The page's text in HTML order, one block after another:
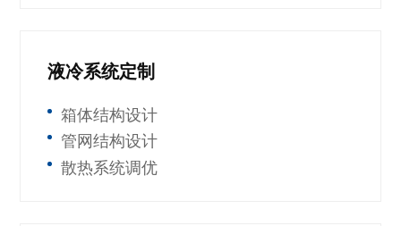
液冷系统定制
箱体结构设计
管网结构设计
散热系统调优